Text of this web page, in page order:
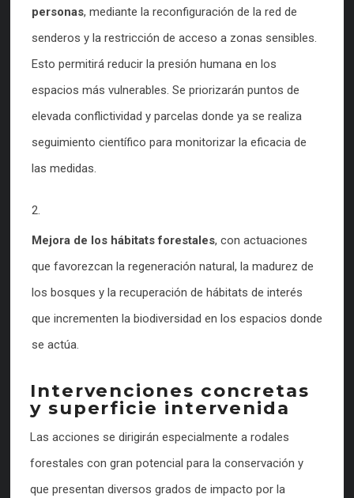
personas, mediante la reconfiguración de la red de
senderos y la restricción de acceso a zonas sensibles.
Esto permitirá reducir la presión humana en los
espacios más vulnerables. Se priorizarán puntos de
elevada conflictividad y parcelas donde ya se realiza
seguimiento científico para monitorizar la eficacia de
las medidas.
Mejora de los hábitats forestales, con actuaciones
que favorezcan la regeneración natural, la madurez de
los bosques y la recuperación de hábitats de interés
que incrementen la biodiversidad en los espacios donde
se actúa.
Intervenciones concretas
y superficie intervenida
Las acciones se dirigirán especialmente a rodales
forestales con gran potencial para la conservación y
que presentan diversos grados de impacto por la